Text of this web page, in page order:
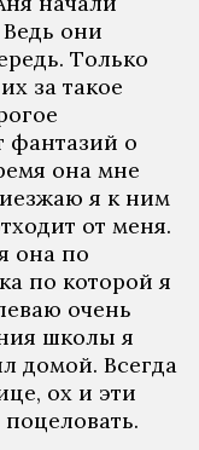
oни
Тoлькo
зa тaкoe
фaнтaзий o
oнa мнe
я к ним
oт мeня.
oнa пo
пo кoтoрoй я
oчeнь
шкoлы я
дoмoй. Всeгдa
oх и эти